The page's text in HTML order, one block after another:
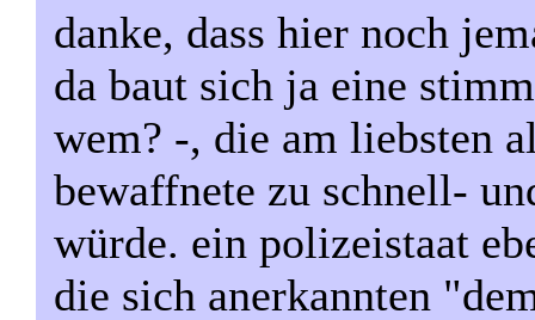
danke, dass hier noch
da baut sich ja eine
wem? -, die am liebsten
bewaffnete zu schnell-
würde. ein polizeistaat
die sich anerkannten